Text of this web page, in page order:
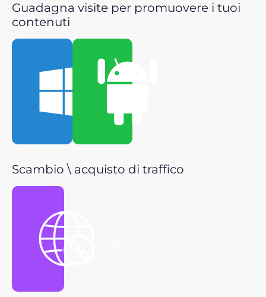
Guadagna visite per promuovere i tuoi
contenuti
Scarica per
Scambio \ acquisto di traffico